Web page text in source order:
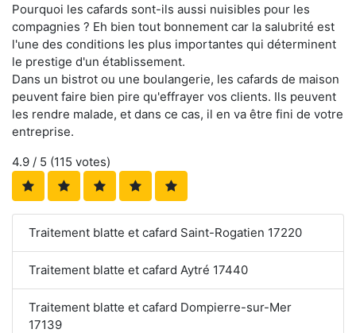
Pourquoi les cafards sont-ils aussi nuisibles pour les
compagnies ? Eh bien tout bonnement car la salubrité est
l'une des conditions les plus importantes qui déterminent
le prestige d'un établissement.
Dans un bistrot ou une boulangerie, les cafards de maison
peuvent faire bien pire qu'effrayer vos clients. Ils peuvent
les rendre malade, et dans ce cas, il en va être fini de votre
entreprise.
4.9 / 5 (115 votes)
Traitement blatte et cafard Saint-Rogatien 17220
Traitement blatte et cafard Aytré 17440
Traitement blatte et cafard Dompierre-sur-Mer
17139